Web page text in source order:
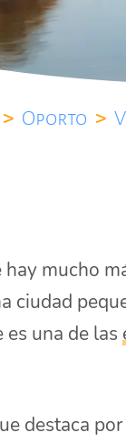
> Oporto >
hay mucho
ciudad
es una de las
destaca